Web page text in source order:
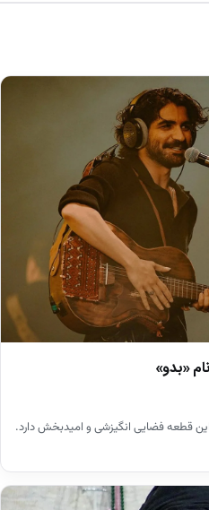
«بدو»
این قطعه فضایی انگیزشی و امیدبخش دارد.